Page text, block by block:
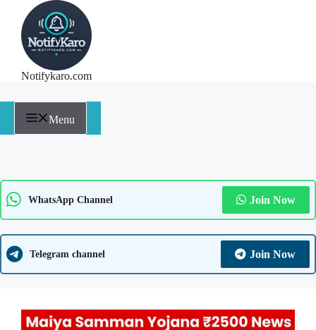
Notifykaro.com
Menu
WhatsApp Channel Join Now
Telegram channel Join Now